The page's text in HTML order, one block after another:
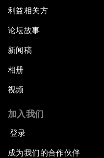
利益相关方
论坛故事
新闻稿
相册
视频
加入我们
登录
成为我们的合作伙伴